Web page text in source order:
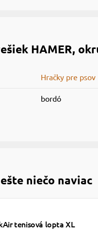
HAMER,
Hračky pre psov
bordó
niečo naviac
tenisová lopta XL